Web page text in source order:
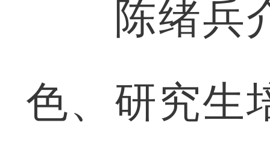
陈绪兵介
色、研究生